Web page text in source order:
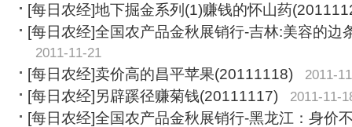
[每日农经]地下掘金系列(1)赚钱的怀山药
[每日农经]全国农产品金秋展销行-吉林:美容的边
2011-11-21
[每日农经]卖价高的昌平苹果(20111118) 2011-
[每日农经]另辟蹊径赚菊钱(20111117) 2011-11-
[每日农经]全国农产品金秋展销行-黑龙江：身价